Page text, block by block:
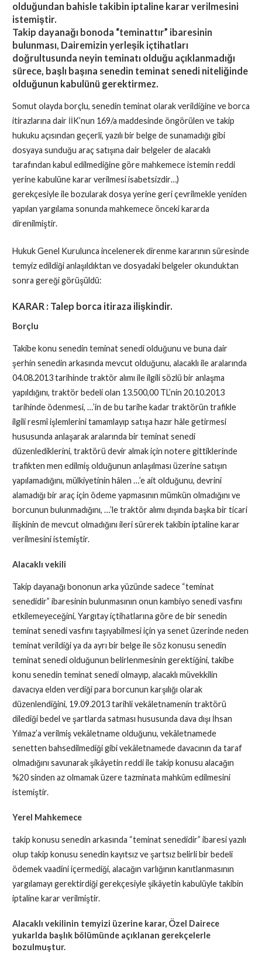
olduğundan bahisle takibin iptaline karar verilmesini
istemiştir.
Takip dayanağı bonoda “teminattır” ibaresinin
bulunması, Dairemizin yerleşik içtihatları
doğrultusunda neyin teminatı olduğu açıklanmadığı
sürece, başlı başına senedin teminat senedi niteliğinde
olduğunun kabulünü gerektirmez.
Somut olayda borçlu, senedin teminat olarak verildiğine ve borca
itirazlarına dair İİK’nun 169/a maddesinde öngörülen ve takip
hukuku açısından geçerli, yazılı bir belge de sunamadığı gibi
dosyaya sunduğu araç satışına dair belgeler de alacaklı
tarafından kabul edilmediğine göre mahkemece istemin reddi
yerine kabulüne karar verilmesi isabetsizdir…)
gerekçesiyle ile bozularak dosya yerine geri çevrilmekle yeniden
yapılan yargılama sonunda mahkemece önceki kararda
direnilmiştir.
Hukuk Genel Kurulunca incelenerek direnme kararının süresinde
temyiz edildiği anlaşıldıktan ve dosyadaki belgeler okunduktan
sonra gereği görüşüldü:
KARAR : Talep borca itiraza ilişkindir.
Borçlu
Takibe konu senedin teminat senedi olduğunu ve buna dair
şerhin senedin arkasında mevcut olduğunu, alacaklı ile aralarında
04.08.2013 tarihinde traktör alımı ile ilgili sözlü bir anlaşma
yapıldığını, traktör bedeli olan 13.500,00 TL’nin 20.10.2013
tarihinde ödenmesi, …’in de bu tarihe kadar traktörün trafikle
ilgili resmî işlemlerini tamamlayıp satışa hazır hâle getirmesi
hususunda anlaşarak aralarında bir teminat senedi
düzenlediklerini, traktörü devir almak için notere gittiklerinde
trafikten men edilmiş olduğunun anlaşılması üzerine satışın
yapılamadığını, mülkiyetinin hâlen …’e ait olduğunu, devrini
alamadığı bir araç için ödeme yapmasının mümkün olmadığını ve
borcunun bulunmadığını, …’le traktör alımı dışında başka bir ticari
ilişkinin de mevcut olmadığını ileri sürerek takibin iptaline karar
verilmesini istemiştir.
Alacaklı vekili
Takip dayanağı bononun arka yüzünde sadece “teminat
senedidir” ibaresinin bulunmasının onun kambiyo senedi vasfını
etkilemeyeceğini, Yargıtay içtihatlarına göre de bir senedin
teminat senedi vasfını taşıyabilmesi için ya senet üzerinde neden
teminat verildiği ya da ayrı bir belge ile söz konusu senedin
teminat senedi olduğunun belirlenmesinin gerektiğini, takibe
konu senedin teminat senedi olmayıp, alacaklı müvekkilin
davacıya elden verdiği para borcunun karşılığı olarak
düzenlendiğini, 19.09.2013 tarihli vekâletnamenin traktörü
dilediği bedel ve şartlarda satması hususunda dava dışı İhsan
Yılmaz’a verilmiş vekâletname olduğunu, vekâletnamede
senetten bahsedilmediği gibi vekâletnamede davacının da taraf
olmadığını savunarak şikâyetin reddi ile takip konusu alacağın
%20 sinden az olmamak üzere tazminata mahkûm edilmesini
istemiştir.
Yerel Mahkemece
takip konusu senedin arkasında “teminat senedidir” ibaresi yazılı
olup takip konusu senedin kayıtsız ve şartsız belirli bir bedeli
ödemek vaadini içermediği, alacağın varlığının kanıtlanmasının
yargılamayı gerektirdiği gerekçesiyle şikâyetin kabulüyle takibin
iptaline karar verilmiştir.
Alacaklı vekilinin temyizi üzerine karar, Özel Dairece
yukarIda başlık bölümünde açıklanan gerekçelerle
bozulmuştur.